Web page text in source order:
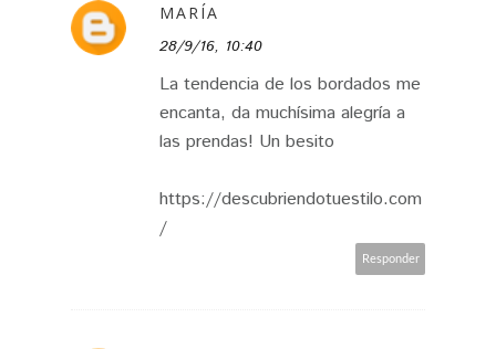
MARÍA
28/9/16, 10:40
La tendencia de los bordados me
encanta, da muchísima alegría a
las prendas! Un besito
https://descubriendotuestilo.com
/
Responder